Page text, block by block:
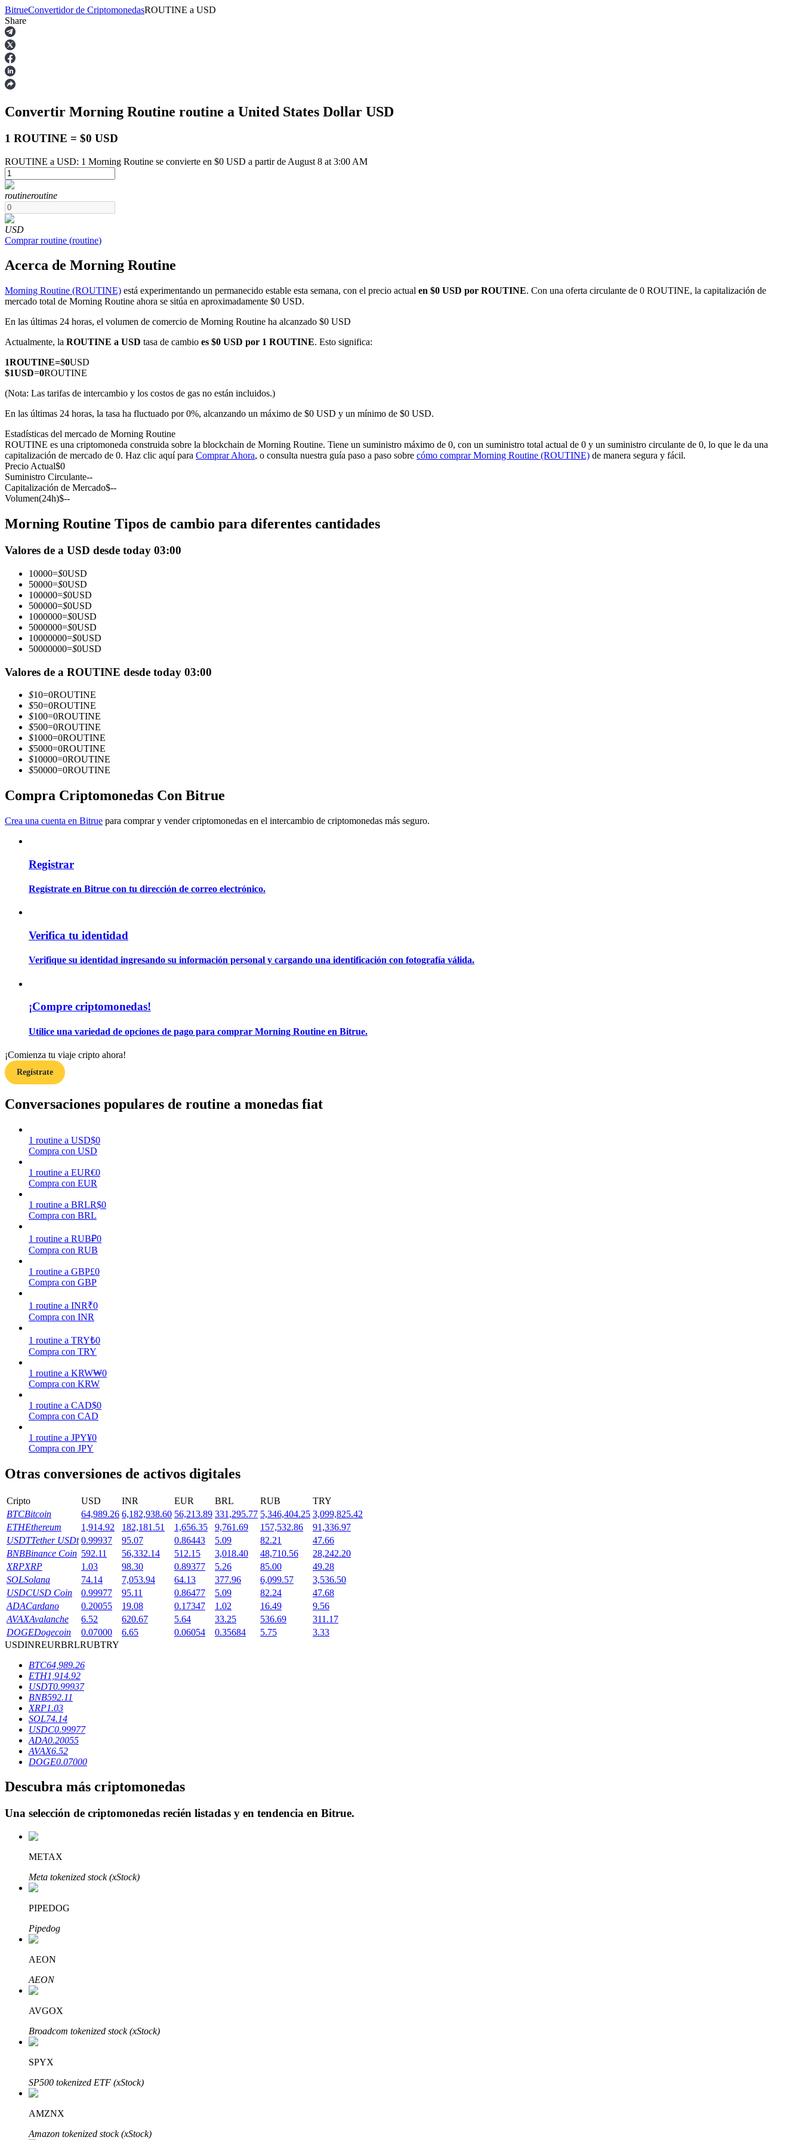
Futuros
Futuros del USDT
Futuros que utilizan USDT como garantía
Futuros COIN-M
Futuros de criptomonedas
Futuros del USDC
Futuros que utilizan USDC como garantía
Copiar Trading
Únete a los mejores traders
Información
Estrategias comerciales
Aprenda cómo mantenerse rentable
Earn
Gana recompensas competitivas diariamente
Staking
Alta rentabilidad y acceso instantáneo
Launchpool
Participación flexible para ganar tokens populares
Bloqueos BTR
Inversiones exclusivas para titulares de BTR
BitrueConvertidor de CriptomonedasROUTINE a USD
Share
Convertir Morning Routine routine a United States Dollar USD
1 ROUTINE = $0 USD
ROUTINE a USD: 1 Morning Routine se convierte en $0 USD a partir de August 8 at 3:00 AM
routineroutine
USD
Comprar routine (routine)
Acerca de Morning Routine
Morning Routine (ROUTINE) está experimentando un permanecido estable esta semana, con el precio actual en $0 USD por ROUTINE. Con una oferta circulante de 0 ROUTINE, la capitalización de
mercado total de Morning Routine ahora se sitúa en aproximadamente $0 USD.
En las últimas 24 horas, el volumen de comercio de Morning Routine ha alcanzado $0 USD
Actualmente, la ROUTINE a USD tasa de cambio es $0 USD por 1 ROUTINE. Esto significa:
1ROUTINE=$0USD
$1USD=0ROUTINE
(Nota: Las tarifas de intercambio y los costos de gas no están incluidos.)
En las últimas 24 horas, la tasa ha fluctuado por 0%, alcanzando un máximo de $0 USD y un mínimo de $0 USD.
Estadísticas del mercado de Morning Routine
ROUTINE es una criptomoneda construida sobre la blockchain de Morning Routine. Tiene un suministro máximo de 0, con un suministro total actual de 0 y un suministro circulante de 0, lo que le da una
capitalización de mercado de 0. Haz clic aquí para Comprar Ahora, o consulta nuestra guía paso a paso sobre cómo comprar Morning Routine (ROUTINE) de manera segura y fácil.
Precio Actual$0
Suministro Circulante--
Capitalización de Mercado$--
Volumen(24h)$--
Morning Routine Tipos de cambio para diferentes cantidades
Valores de a USD desde today 03:00
10000=$0USD
50000=$0USD
100000=$0USD
500000=$0USD
1000000=$0USD
5000000=$0USD
10000000=$0USD
50000000=$0USD
Valores de a ROUTINE desde today 03:00
$10=0ROUTINE
$50=0ROUTINE
$100=0ROUTINE
$500=0ROUTINE
$1000=0ROUTINE
$5000=0ROUTINE
$10000=0ROUTINE
$50000=0ROUTINE
Compra Criptomonedas Con Bitrue
Crea una cuenta en Bitrue para comprar y vender criptomonedas en el intercambio de criptomonedas más seguro.
Registrar
Regístrate en Bitrue con tu dirección de correo electrónico.
Verifica tu identidad
Verifique su identidad ingresando su información personal y cargando una identificación con fotografía válida.
¡Compre criptomonedas!
Utilice una variedad de opciones de pago para comprar Morning Routine en Bitrue.
¡Comienza tu viaje cripto ahora!
Regístrate
Conversaciones populares de routine a monedas fiat
1 routine a USD$0
Compra con USD
1 routine a EUR€0
Compra con EUR
1 routine a BRLR$0
Compra con BRL
1 routine a RUB₽0
Compra con RUB
1 routine a GBP£0
Compra con GBP
1 routine a INR₹0
Compra con INR
1 routine a TRY₺0
Compra con TRY
1 routine a KRW₩0
Compra con KRW
1 routine a CAD$0
Compra con CAD
1 routine a JPY¥0
Compra con JPY
Otras conversiones de activos digitales
Cripto USD INR EUR BRL RUB
TRY
BTCBitcoin 64,989.26 6,182,938.60 56,213.89 331,295.77 5,346,404.25 3,099,825.42
ETHEthereum 1,914.92 182,181.51 1,656.35 9,761.69 157,532.86
91,336.97
USDTTether USDt 0.99937 95.07 0.86443 5.09 82.21
47.66
BNBBinance Coin 592.11 56,332.14 512.15 3,018.40 48,710.56
28,242.20
XRPXRP 1.03 98.30 0.89377 5.26 85.00
49.28
SOLSolana 74.14 7,053.94 64.13 377.96 6,099.57
3,536.50
USDCUSD Coin 0.99977 95.11 0.86477 5.09 82.24
47.68
ADACardano 0.20055 19.08 0.17347 1.02 16.49
9.56
AVAXAvalanche 6.52 620.67 5.64 33.25 536.69
311.17
DOGEDogecoin 0.07000 6.65 0.06054 0.35684 5.75
3.33
USDINREURBRLRUBTRY
BTC64,989.26
ETH1,914.92
USDT0.99937
BNB592.11
XRP1.03
SOL74.14
USDC0.99977
ADA0.20055
AVAX6.52
DOGE0.07000
Descubra más criptomonedas
Una selección de criptomonedas recién listadas y en tendencia en Bitrue.
METAX
Meta tokenized stock (xStock)
PIPEDOG
Pipedog
AEON
AEON
AVGOX
Broadcom tokenized stock (xStock)
SPYX
SP500 tokenized ETF (xStock)
AMZNX
Amazon tokenized stock (xStock)